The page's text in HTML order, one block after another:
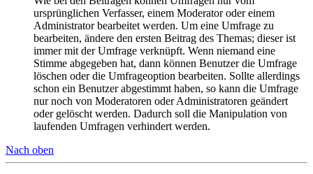
ursprünglichen Verfasser, einem Moderator oder einem
Administrator bearbeitet werden. Um eine Umfrage zu
bearbeiten, ändere den ersten Beitrag des Themas; dieser ist
immer mit der Umfrage verknüpft. Wenn niemand eine
Stimme abgegeben hat, dann können Benutzer die Umfrage
löschen oder die Umfrageoption bearbeiten. Sollte allerdings
schon ein Benutzer abgestimmt haben, so kann die Umfrage
nur noch von Moderatoren oder Administratoren geändert
oder gelöscht werden. Dadurch soll die Manipulation von
laufenden Umfragen verhindert werden.
Nach oben